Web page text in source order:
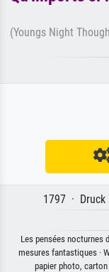
(Youngs Night
1797 ·
Les pensées nocturnes
mesures fantastiques ·
papier photo,